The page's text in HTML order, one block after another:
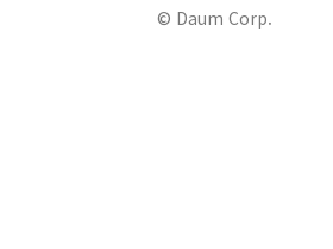
© Daum Corp.